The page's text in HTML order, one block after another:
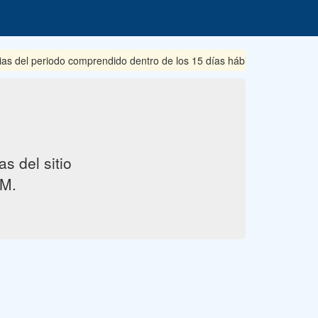
del periodo comprendido dentro de los 15 días hábiles posteriores a
del sitio